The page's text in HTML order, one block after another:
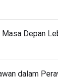
Depan
dalam